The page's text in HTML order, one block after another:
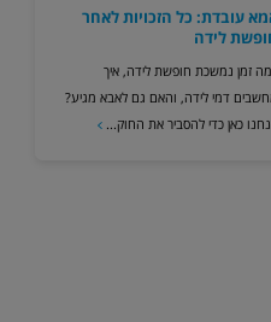
עובדת: כל הזכויות לאחר
לידה
זמן נמשכת חופשת לידה, איך
דמי לידה, והאם גם לאבא מגיע?
כאן כדי להסביר את החוק...